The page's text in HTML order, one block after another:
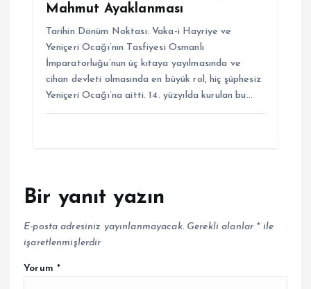
Mahmut Ayaklanması
Tarihin Dönüm Noktası: Vaka-i Hayriye ve
Yeniçeri Ocağı’nın Tasfiyesi Osmanlı
İmparatorluğu’nun üç kıtaya yayılmasında ve
cihan devleti olmasında en büyük rol, hiç şüphesiz
Yeniçeri Ocağı’na aitti. 14. yüzyılda kurulan bu…
Bir yanıt yazın
E-posta adresiniz yayınlanmayacak. Gerekli alanlar *ile
işaretlenmişlerdir
Yorum *